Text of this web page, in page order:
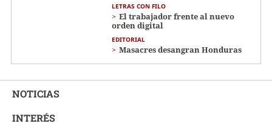
LETRAS CON FILO
El trabajador frente al nuevo
orden digital
EDITORIAL
Masacres desangran Honduras
NOTICIAS
INTERÉS